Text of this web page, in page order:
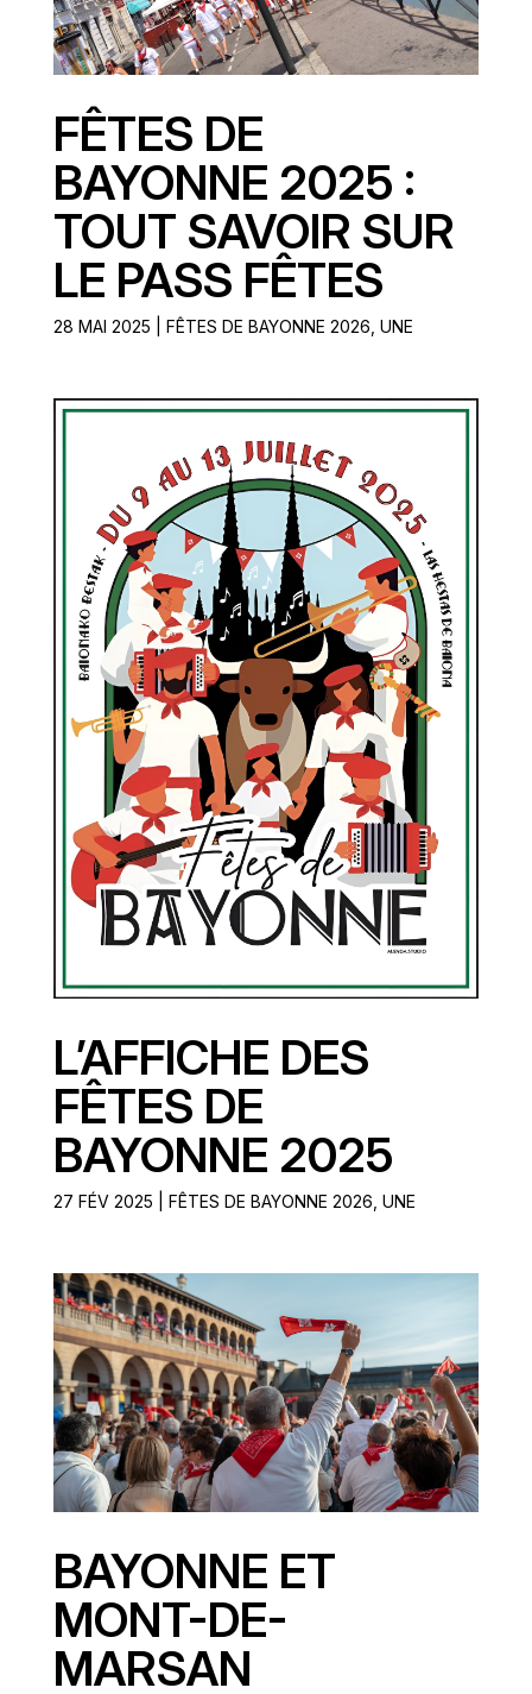
FÊTES DE
BAYONNE 2025 :
TOUT SAVOIR SUR
LE PASS FÊTES
28 MAI 2025 FÊTES DE BAYONNE 2026 UNE
L’AFFICHE DES
FÊTES DE
BAYONNE 2025
27 FÉV 2025 FÊTES DE BAYONNE 2026 UNE
BAYONNE ET
MONT-DE-
MARSAN